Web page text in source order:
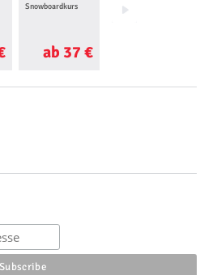
Snowboardkurs
ab 37 €
Airboarding